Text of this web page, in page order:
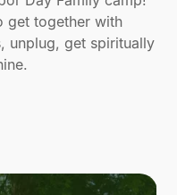
get together with
unplug, get spiritually